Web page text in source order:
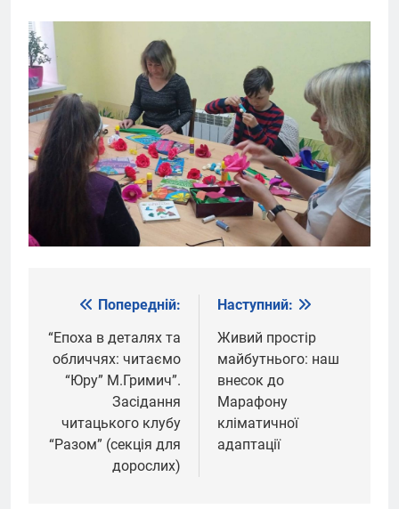
Навігація
записів
Попередній:
“Епоха в деталях та
обличчях: читаємо
“Юру” М.Гримич”.
Засідання
читацького клубу
“Разом” (секція для
дорослих)
Наступний:
Живий простір
майбутнього: наш
внесок до
Марафону
кліматичної
адаптації